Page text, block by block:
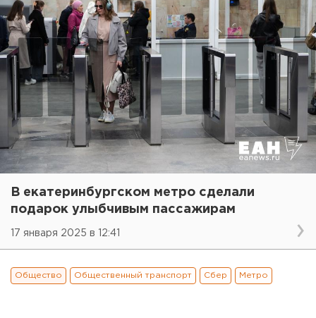
В екатеринбургском метро сделали
подарок улыбчивым пассажирам
17 января 2025 в 12:41
Общество Общественный транспорт Сбер Метро